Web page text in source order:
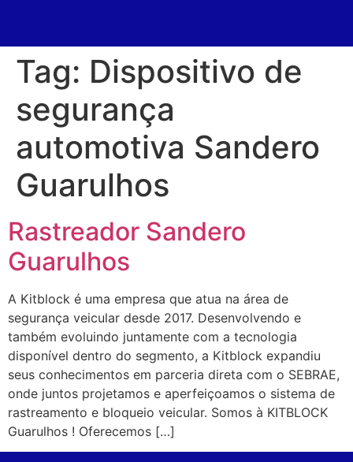
Tag: Dispositivo de
segurança
automotiva Sandero
Guarulhos
Rastreador Sandero
Guarulhos
A Kitblock é uma empresa que atua na área de
segurança veicular desde 2017. Desenvolvendo e
também evoluindo juntamente com a tecnologia
disponível dentro do segmento, a Kitblock expandiu
seus conhecimentos em parceria direta com o SEBRAE,
onde juntos projetamos e aperfeiçoamos o sistema de
rastreamento e bloqueio veicular. Somos à KITBLOCK
Guarulhos ! Oferecemos […]